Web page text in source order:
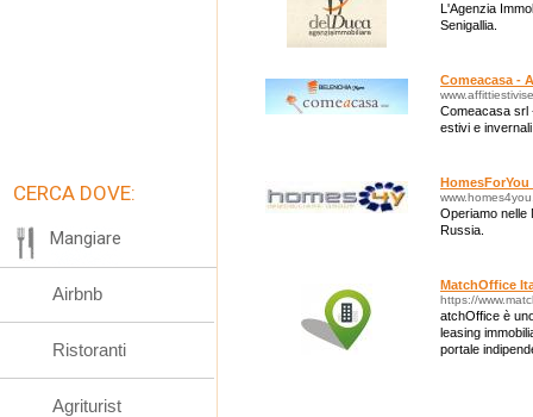
L'Agenzia
Senigallia.
Comeacasa -
Comeacasa srl
estivi e
Operiamo nelle
Russia.
MatchOffice
https://
atchOffice è
leasing
portale
CERCA DOVE:
Mangiare
Airbnb
Ristoranti
Agriturist